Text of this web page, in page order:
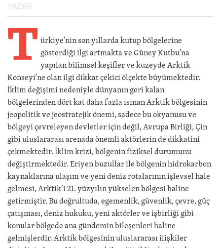
YAZAR
Türkiye’nin son yıllarda kutup bölgelerine
gösterdiği ilgi artmakta ve Güney Kutbu’na
yapılan bilimsel keşifler ve kuzeyde Arktik
Konseyi’ne olan ilgi dikkat çekici ölçekte büyümektedir.
İklim değişimi nedeniyle dünyanın geri kalan
bölgelerinden dört kat daha fazla ısınan Arktik bölgesinin
jeopolitik ve jeostratejik önemi, sadece bu okyanusu ve
bölgeyi çevreleyen devletler için değil, Avrupa Birliği, Çin
gibi uluslararası arenada önemli aktörlerin de dikkatini
çekmektedir. İklim krizi, bölgenin fiziksel durumunu
değiştirmektedir. Eriyen buzullar ile bölgenin hidrokarbon
kaynaklarına ulaşım ve yeni deniz rotalarının işlevsel hale
gelmesi, Arktik’i 21. yüzyılın yükselen bölgesi haline
getirmiştir. Bu doğrultuda, egemenlik, güvenlik, çevre, güç
çatışması, deniz hukuku, yeni aktörler ve işbirliği gibi
konular bölgede ana gündemin bileşenleri haline
gelmişlerdir. Arktik bölgesinin uluslararası ilişkiler